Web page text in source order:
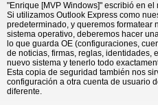
"Enrique [MVP Windows]" escribió en el
Si utilizamos Outlook Express como
predeterminado, y queremos formatear
sistema operativo, deberemos hacer
lo que guarda OE (configuraciones,
de noticias, firmas, reglas, identidades,
nuevo sistema y tenerlo todo
Esta copia de seguridad también nos
configuración a otra cuenta de usuario
diferente.